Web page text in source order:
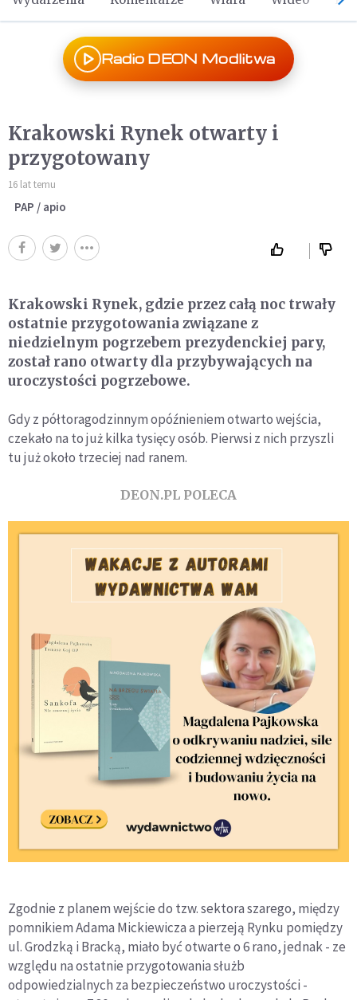
Radio DEON Modlitwa
Krakowski Rynek otwarty i
przygotowany
16 lat temu
PAP / apio
Krakowski Rynek, gdzie przez całą noc trwały
ostatnie przygotowania związane z
niedzielnym pogrzebem prezydenckiej pary,
został rano otwarty dla przybywających na
uroczystości pogrzebowe.
Gdy z półtoragodzinnym opóźnieniem otwarto wejścia,
czekało na to już kilka tysięcy osób. Pierwsi z nich przyszli
tu już około trzeciej nad ranem.
DEON.PL POLECA
Zgodnie z planem wejście do tzw. sektora szarego, między
pomnikiem Adama Mickiewicza a pierzeją Rynku pomiędzy
ul. Grodzką i Bracką, miało być otwarte o 6 rano, jednak - ze
względu na ostatnie przygotowania służb
odpowiedzialnych za bezpieczeństwo uroczystości -